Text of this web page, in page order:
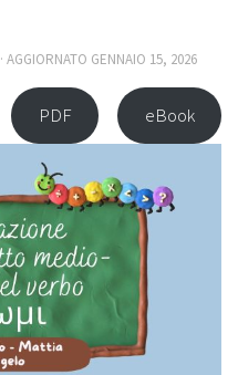
· AGGIORNATO GENNAIO 15, 2026
PDF eBook